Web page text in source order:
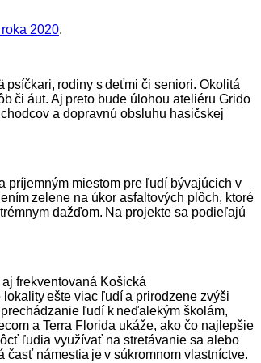
2020.
rodiny s deťmi či seniori. Okolitá
či áut. Aj preto bude úlohou ateliéru Grido
a dopravnú obsluhu hasičskej
príjemným miestom pre ľudí bývajúcich v
zelene na úkor asfaltových plôch, ktoré
dažďom. Na projekte sa podieľajú
frekventovaná Košická
ešte viac ľudí a prirodzene zvýši
ľudí k neďalekým školám,
a Terra Florida ukáže, ako čo najlepšie
ľudia využívať na stretávanie sa alebo
námestia je v súkromnom vlastníctve.